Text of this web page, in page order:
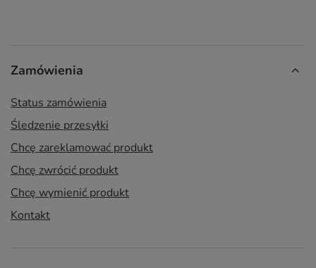
Zamówienia
Status zamówienia
Śledzenie przesyłki
Chcę zareklamować produkt
Chcę zwrócić produkt
Chcę wymienić produkt
Kontakt